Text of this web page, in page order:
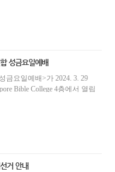
성금요일예배
금요일예배>가 2024. 3. 29
Bible College 4층에서 열립
가의 놀라운 사랑을 찬양하
거 안내